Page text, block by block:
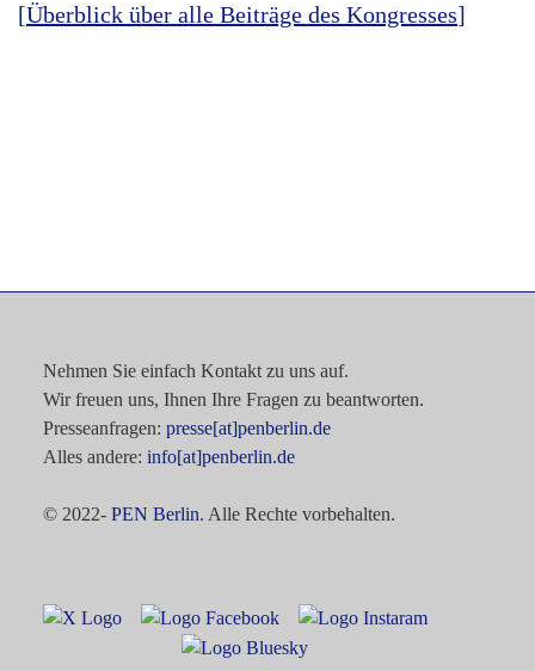
[Überblick über alle Beiträge des Kongresses]
Nehmen Sie einfach Kontakt zu uns auf.
Wir freuen uns, Ihnen Ihre Fragen zu beantworten.
Presseanfragen: presse[at]penberlin.de
Alles andere: info[at]penberlin.de
© 2022- PEN Berlin. Alle Rechte vorbehalten.